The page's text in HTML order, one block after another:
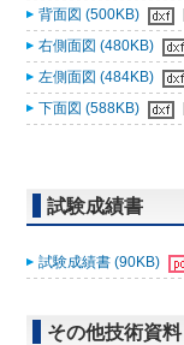
背面図 (500KB)
右側面図 (480KB)
左側面図 (484KB)
下面図 (588KB)
試験成績書
試験成績書 (90KB)
その他技術資料